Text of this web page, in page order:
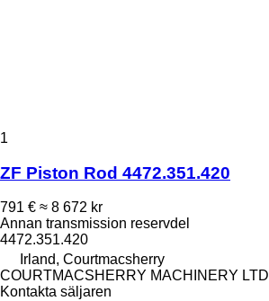
1
ZF Piston Rod 4472.351.420
791 € ≈ 8 672 kr
Annan transmission reservdel
4472.351.420
Irland, Courtmacsherry
COURTMACSHERRY MACHINERY LTD
Kontakta säljaren